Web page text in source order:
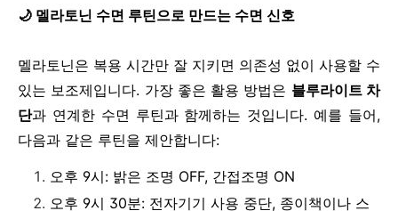
🌙 멜라토닌 수면 루틴으로 만드는 수면 신호
멜라토닌은 복용 시간만 잘 지키면 의존성 없이 사용할 수
있는 보조제입니다. 가장 좋은 활용 방법은 블루라이트 차
단과 연계한 수면 루틴과 함께하는 것입니다. 예를 들어,
다음과 같은 루틴을 제안합니다:
오후 9시: 밝은 조명 OFF, 간접조명 ON
오후 9시 30분: 전자기기 사용 중단, 종이책이나 스